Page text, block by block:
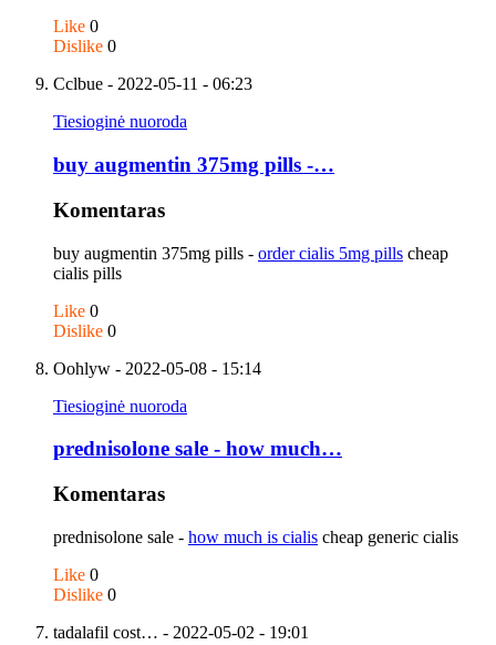
Like 0
Dislike 0
Cclbue - 2022-05-11 - 06:23
Tiesioginė nuoroda
buy augmentin 375mg pills -…
Komentaras
buy augmentin 375mg pills - order cialis 5mg pills cheap
cialis pills
Like 0
Dislike 0
Oohlyw - 2022-05-08 - 15:14
Tiesioginė nuoroda
prednisolone sale - how much…
Komentaras
prednisolone sale - how much is cialis cheap generic cialis
Like 0
Dislike 0
tadalafil cost… - 2022-05-02 - 19:01